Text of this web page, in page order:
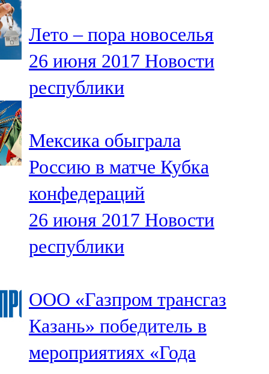
Чистай
103,0 FM
Чүпрәле
Шәмәрдән
102,3 FM
Яңа чишмә
107,0 FM
Яр Чаллы
Лето – пора новоселья
26 июня 2017 Новости
республики
Мексика обыграла
Россию в матче Кубка
конфедераций
26 июня 2017 Новости
республики
ООО «Газпром трансгаз
Казань» победитель в
мероприятиях «Года